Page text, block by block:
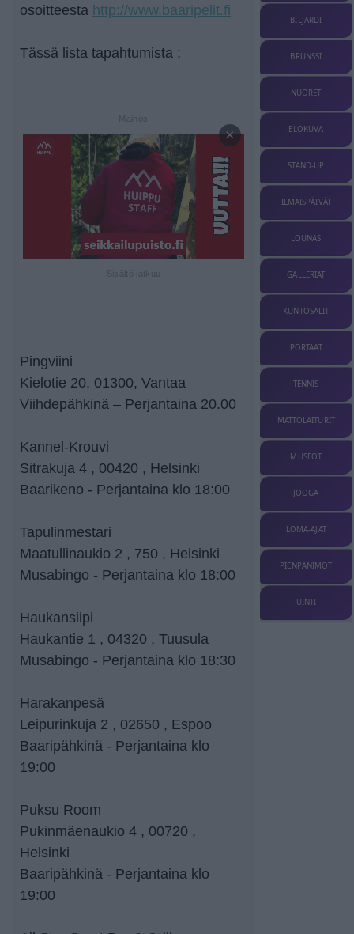
osoitteesta http://www.baaripelit.fi
Tässä lista tapahtumista :
— Mainos —
×
Pingviini
Kielotie 20, 01300, Vantaa
Viihdepähkinä – Perjantaina 20.00
Kannel-Krouvi
Sitrakuja 4 , 00420 , Helsinki
Baarikeno - Perjantaina klo 18:00
Tapulinmestari
Maatullinaukio 2 , 750 , Helsinki
Musabingo - Perjantaina klo 18:00
Haukansiipi
Haukantie 1 , 04320 , Tuusula
Musabingo - Perjantaina klo 18:30
Harakanpesä
Leipurinkuja 2 , 02650 , Espoo
Baaripähkinä - Perjantaina klo
19:00
Puksu Room
Pukinmäenaukio 4 , 00720 ,
Helsinki
Baaripähkinä - Perjantaina klo
19:00
BILJARDI
BRUNSSI
NUORET
ELOKUVA
STAND-UP
ILMAISPÄIVÄT
LOUNAS
GALLERIAT
KUNTOSALIT
PORTAAT
TENNIS
MATTOLAITURIT
MUSEOT
JOOGA
LOMA-AJAT
PIENPANIMOT
UINTI